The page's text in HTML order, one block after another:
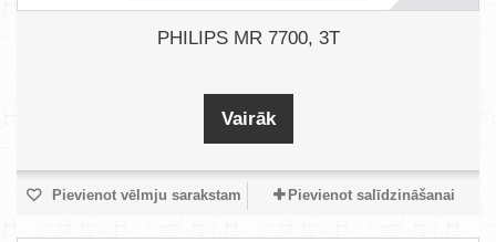
PHILIPS MR 7700, 3T
Vairāk
Pievienot vēlmju sarakstam Pievienot salīdzināšanai